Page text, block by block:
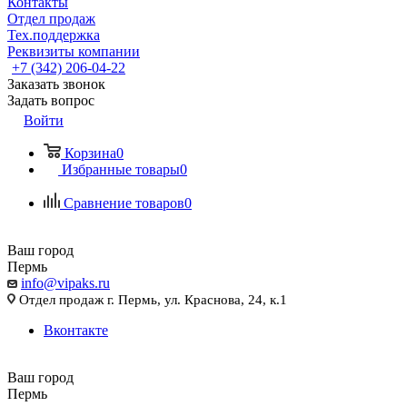
Отдел продаж
Тех.поддержка
Реквизиты компании
+7 (342) 206-04-22
Заказать звонок
Задать вопрос
Войти
Корзина0
Избранные товары0
Сравнение товаров0
Ваш город
Пермь
info@vipaks.ru
Отдел продаж г. Пермь, ул. Краснова, 24, к.1
Вконтакте
Ваш город
Пермь